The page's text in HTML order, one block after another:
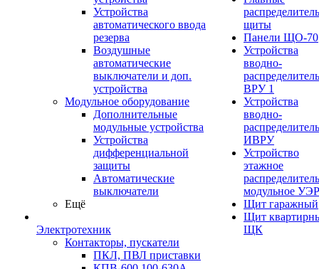
Устройства
автоматического ввода
резерва
Воздушные
автоматические
выключатели и доп.
устройства
Модульное оборудование
Дополнительные
модульные устройства
Устройства
дифференциальной
защиты
Автоматические
выключатели
Ещё
Электротехник
Контакторы, пускатели
ПКЛ, ПВЛ приставки
щиты
Панели ЩО-70
Устройства
вводно-
ВРУ 1
Устройства
вводно-
ИВРУ
Устройство
этажное
модульное
Щит гаражный
Щит
ЩК